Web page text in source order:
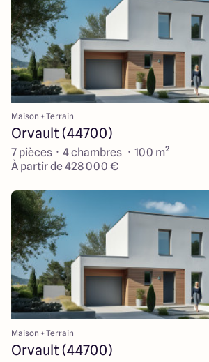
Maison + Terrain
Orvault (44700)
7 pièces · 4 chambres · 100 m²
À partir de 428 000 €
Maison + Terrain
Orvault (44700)